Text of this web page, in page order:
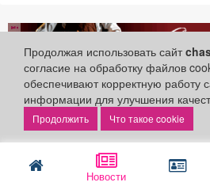
Новости
этапом на пути к
года. В программу вошли соревнования по 44 видам
спорта. Старты примут семь
спортивных объектах в 16
будет разыграно 350
командных кубка. Ожидается
спортсменов, подготовку
свыше 3 200 тренеров, а
обслуживать более 1 800 спортивных
Управление физической
культуры и спорта г.
Междуреченск
28 июля 2026
Продолжая использовать сайт
согласие на обработку файлов
обеспечивают корректную работу
информации для улучшения
Что такое cookie